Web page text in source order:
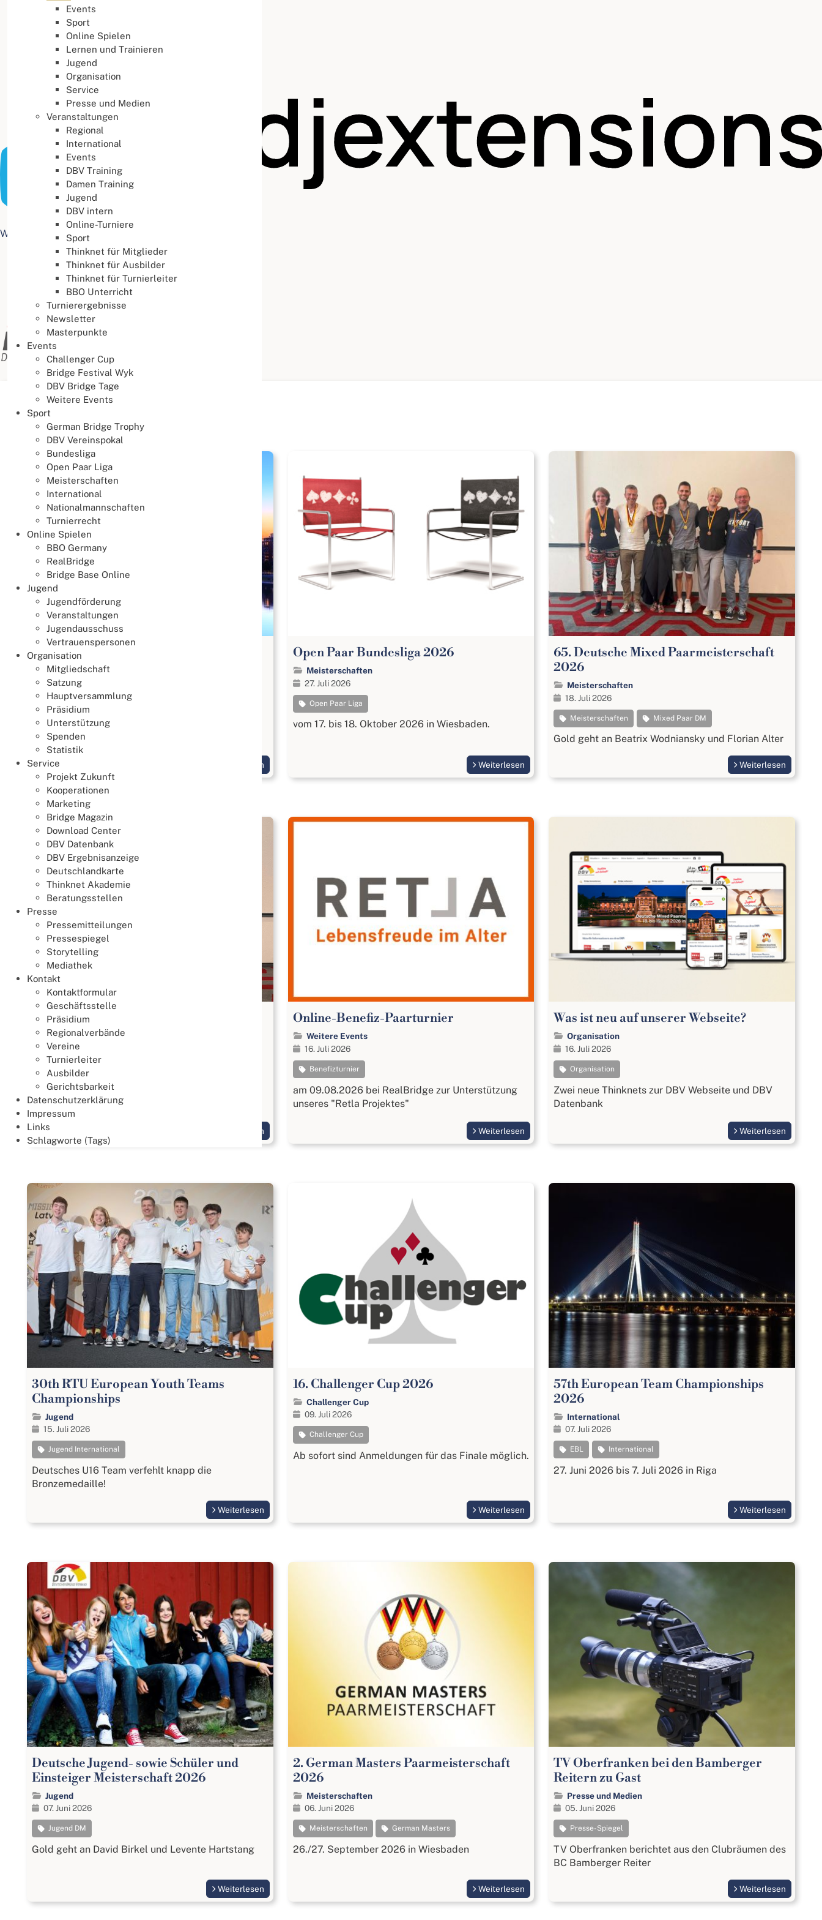
Buchstabenabstand
Web Accessibility plugin
Events
Sport
Online Spielen
Lernen und Trainieren
Jugend
Organisation
Service
Presse und Medien
Veranstaltungen
Regional
International
Events
DBV Training
Damen Training
Jugend
DBV intern
Online-Turniere
Sport
Thinknet für Mitglieder
Thinknet für Ausbilder
Thinknet für Turnierleiter
BBO Unterricht
Turnierergebnisse
Newsletter
Masterpunkte
Events
Challenger Cup
Bridge Festival Wyk
DBV Bridge Tage
Weitere Events
Sport
German Bridge Trophy
DBV Vereinspokal
Bundesliga
Open Paar Liga
Meisterschaften
International
Nationalmannschaften
Turnierrecht
Online Spielen
BBO Germany
RealBridge
Bridge Base Online
Jugend
Jugendförderung
Veranstaltungen
Jugendausschuss
Vertrauenspersonen
Organisation
Mitgliedschaft
Satzung
Hauptversammlung
Präsidium
Unterstützung
Spenden
Statistik
Service
Projekt Zukunft
Kooperationen
Marketing
Bridge Magazin
Download Center
DBV Datenbank
DBV Ergebnisanzeige
Deutschlandkarte
Thinknet Akademie
Beratungsstellen
Presse
Pressemitteilungen
Pressespiegel
Storytelling
Mediathek
Kontakt
Kontaktformular
Geschäftsstelle
Präsidium
Regionalverbände
Vereine
Turnierleiter
Ausbilder
Gerichtsbarkeit
Datenschutzerklärung
Impressum
Links
Schlagworte (Tags)
Aktuelle Seite: Startseite
News
Bridge Anfängerkurs in Frankfurt
Lernen & Trainieren
02. August 2026
Bridge kennenlernen
Start am 3. September 2026, 10 Termine jeweils
Donnerstags
Weiterlesen
Open Paar Bundesliga 2026
Meisterschaften
27. Juli 2026
Open Paar Liga
vom 17. bis 18. Oktober 2026 in Wiesbaden.
Weiterlesen
65. Deutsche Mixed Paarmeisterschaft
2026
Meisterschaften
18. Juli 2026
Meisterschaften Mixed Paar DM
Gold geht an Beatrix Wodniansky und Florian Alter
Weiterlesen
19. Deutsche Mixed Teammeisterschaft
2026
Meisterschaften
17. Juli 2026
Meisterschaften
Gold geht an das Team: "Drei Hände und ein Fuß"
Weiterlesen
Online-Benefiz-Paarturnier
Weitere Events
16. Juli 2026
Benefizturnier
am 09.08.2026 bei RealBridge zur Unterstützung
unseres "Retla Projektes"
Weiterlesen
Was ist neu auf unserer Webseite?
Organisation
16. Juli 2026
Organisation
Zwei neue Thinknets zur DBV Webseite und DBV
Datenbank
Weiterlesen
30th RTU European Youth Teams
Championships
Jugend
15. Juli 2026
Jugend International
Deutsches U16 Team verfehlt knapp die
Bronzemedaille!
Weiterlesen
16. Challenger Cup 2026
Challenger Cup
09. Juli 2026
Challenger Cup
Ab sofort sind Anmeldungen für das Finale möglich.
Weiterlesen
57th European Team Championships
2026
International
07. Juli 2026
EBL International
27. Juni 2026 bis 7. Juli 2026 in Riga
Weiterlesen
Deutsche Jugend- sowie Schüler und
Einsteiger Meisterschaft 2026
Jugend
07. Juni 2026
Jugend DM
Gold geht an David Birkel und Levente Hartstang
Weiterlesen
2. German Masters Paarmeisterschaft
2026
Meisterschaften
06. Juni 2026
Meisterschaften German Masters
26./27. September 2026 in Wiesbaden
Weiterlesen
TV Oberfranken bei den Bamberger
Reitern zu Gast
Presse und Medien
05. Juni 2026
Presse-Spiegel
TV Oberfranken berichtet aus den Clubräumen des
BC Bamberger Reiter
Weiterlesen